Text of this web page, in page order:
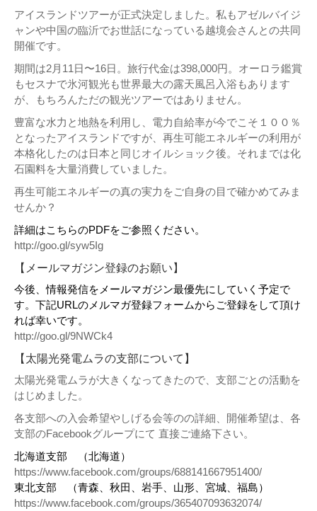
アイスランドツアーが正式決定しました。私もアゼルバイジ
ャンや中国の臨沂でお世話になっている越境会さんとの共同
開催です。
期間は2月11日〜16日。旅行代金は398,000円。オーロラ鑑賞
もセスナで氷河観光も世界最大の露天風呂入浴もあります
が、もちろんただの観光ツアーではありません。
豊富な水力と地熱を利用し、電力自給率が今でこそ１００％
となったアイスランドですが、再生可能エネルギーの利用が
本格化したのは日本と同じオイルショック後。それまでは化
石園料を大量消費していました。
再生可能エネルギーの真の実力をご自身の目で確かめてみま
せんか？
詳細はこちらのPDFをご参照ください。
http://goo.gl/syw5Ig
【メールマガジン登録のお願い】
今後、情報発信をメールマガジン最優先にしていく予定で
す。下記URLのメルマガ登録フォームからご登録をして頂け
れば幸いです。
http://goo.gl/9NWCk4
【太陽光発電ムラの支部について】
太陽光発電ムラが大きくなってきたので、支部ごとの活動を
はじめました。
各支部への入会希望やしげる会等のの詳細、開催希望は、各
支部のFacebookグループにて 直接ご連絡下さい。
北海道支部 （北海道）
https://www.facebook.com/groups/688141667951400/
東北支部 （青森、秋田、岩手、山形、宮城、福島）
https://www.facebook.com/groups/365407093632074/